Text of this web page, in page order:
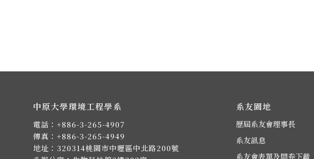
中原大學環境工程學系
電話： +886-3-265-4907
傳真：+886-3-265-4949
地址： 320314桃園市中壢區中北路200號
系友園地
歷屆系友會理事長
系友訊息
系友會表單及問卷下載